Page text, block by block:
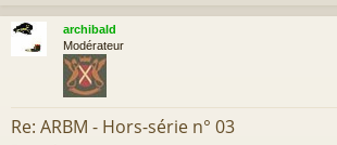
archibald
Modérateur
Re: ARBM - Hors-série n° 03